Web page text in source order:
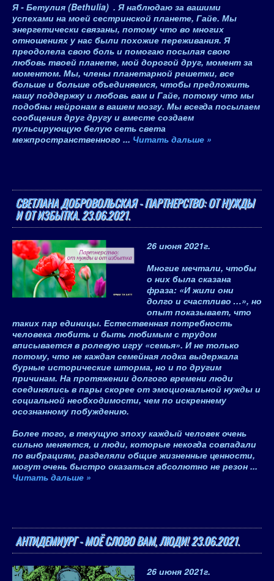
Я - Бетулия (Bethulia) . Я наблюдаю за вашими
успехами на моей сестринской планете, Гайе. Мы
энергетически связаны, потому что во многих
отношениях у нас были похожие переживания. Я
преодолела свою боль и помогаю посылая свою
любовь твоей планете, мой дорогой друг, момент за
моментом. Мы, члены планетарной решетки, все
больше и больше объединяемся, чтобы предложить
нашу поддержку и любовь вам и Гайе, потому что мы
подобны нейронам в вашем мозгу. Мы всегда посылаем
сообщения друг другу и вместе создаем
пульсирующую белую сеть света
межпространственного ... Читать дальше »
СВЕТЛАНА ДОБРОВОЛЬСКАЯ - ПАРТНЕРСТВО: ОТ НУЖДЫ
И ОТ ИЗБЫТКА. 23.06.2021.
26 июня 2021г.
Многие мечтали, чтобы
о них была сказана
фраза: «И жили они
долго и счастливо …», но
опыт показывает, что
таких пар единицы. Естественная потребность
человека любить и быть любимым с трудом
вписывается в ролевую игру «семья». И не только
потому, что не каждая семейная лодка выдержала
бурные исторические шторма, но и по другим
причинам. На протяжении долгого времени люди
соединялись в пары скорее от эмоциональной нужды и
социальной необходимости, чем по искреннему
осознанному побуждению.
Более того, в текущую эпоху каждый человек очень
сильно меняется, и люди, которые некогда совпадали
по вибрациям, разделяли общие жизненные ценности,
могут очень быстро оказаться абсолютно не резон ...
Читать дальше »
АНТИДЕМИУРГ - МОЁ СЛОВО ВАМ, ЛЮДИ! 23.06.2021.
26 июня 2021г.